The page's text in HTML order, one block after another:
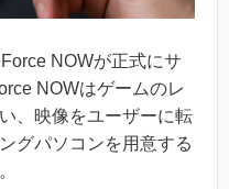
NOWが正式にサ
NOWはゲームのレ
、映像をユーザーに転
グパソコンを用意する